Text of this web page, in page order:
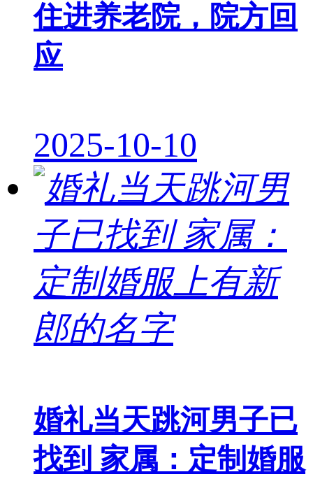
住进养老院，院方回
应
2025-10-10
婚礼当天跳河男子已
找到 家属：定制婚服